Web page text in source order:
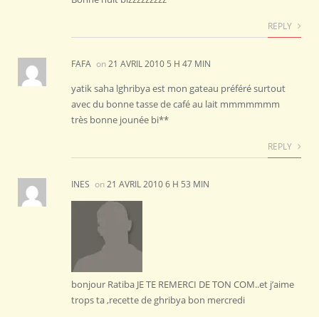
REPLY
FAFA on21 AVRIL 2010 5 H 47 MIN
yatik saha lghribya est mon gateau préféré surtout
avec du bonne tasse de café au lait mmmmmmm
très bonne jounée bi**
REPLY
INES on21 AVRIL 2010 6 H 53 MIN
bonjour Ratiba JE TE REMERCI DE TON COM..et j’aime
trops ta ,recette de ghribya bon mercredi